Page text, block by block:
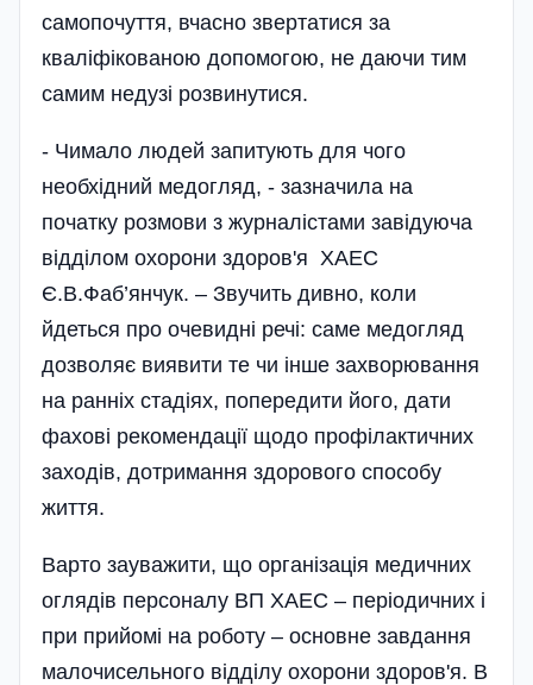
самопочуття, вчасно звертатися за
кваліфікованою допомогою, не даючи тим
самим недузі розвинутися.
- Чимало людей запитують для чого
необхідний медогляд, - зазначила на
початку розмови з журналістами завідуюча
відділом охорони здоров'я ХАЕС
Є.В.Фаб’янчук. – Звучить дивно, коли
йдеться про очевидні речі: саме медогляд
дозволяє виявити те чи інше захворювання
на ранніх стадіях, попередити його, дати
фахові рекомендації щодо профілактичних
заходів, дотримання здорового способу
життя.
Варто зауважити, що організація медичних
оглядів персоналу ВП ХАЕС – періодичних і
при прийомі на роботу – основне завдання
малочисельного відділу охорони здоров'я. В